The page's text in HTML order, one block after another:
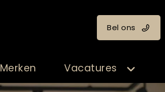
Bel ons
Merken Vacatures